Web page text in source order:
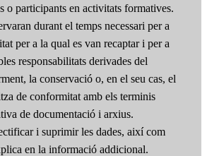
o participants en activitats formatives.
durant el temps necessari per a
per a la qual es van recaptar i per a
responsabilitats derivades del
la conservació o, en el seu cas, el
de conformitat amb els terminis
de documentació i arxius.
i suprimir les dades, així com
en la informació addicional.